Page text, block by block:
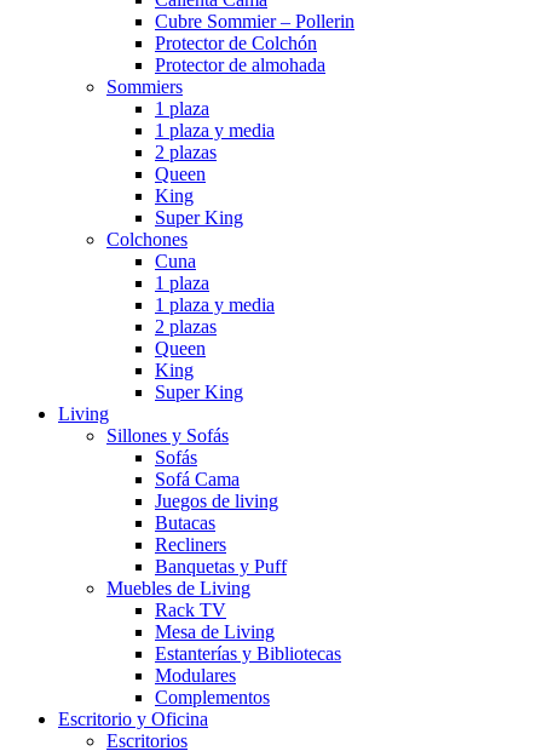
Cubre Sommier – Pollerin
Protector de Colchón
Protector de almohada
Sommiers
1 plaza
1 plaza y media
2 plazas
Queen
King
Super King
Colchones
Cuna
1 plaza
1 plaza y media
2 plazas
Queen
King
Super King
Living
Sillones y Sofás
Sofás
Sofá Cama
Juegos de living
Butacas
Recliners
Banquetas y Puff
Muebles de Living
Rack TV
Mesa de Living
Estanterías y Bibliotecas
Modulares
Complementos
Escritorio y Oficina
Escritorios